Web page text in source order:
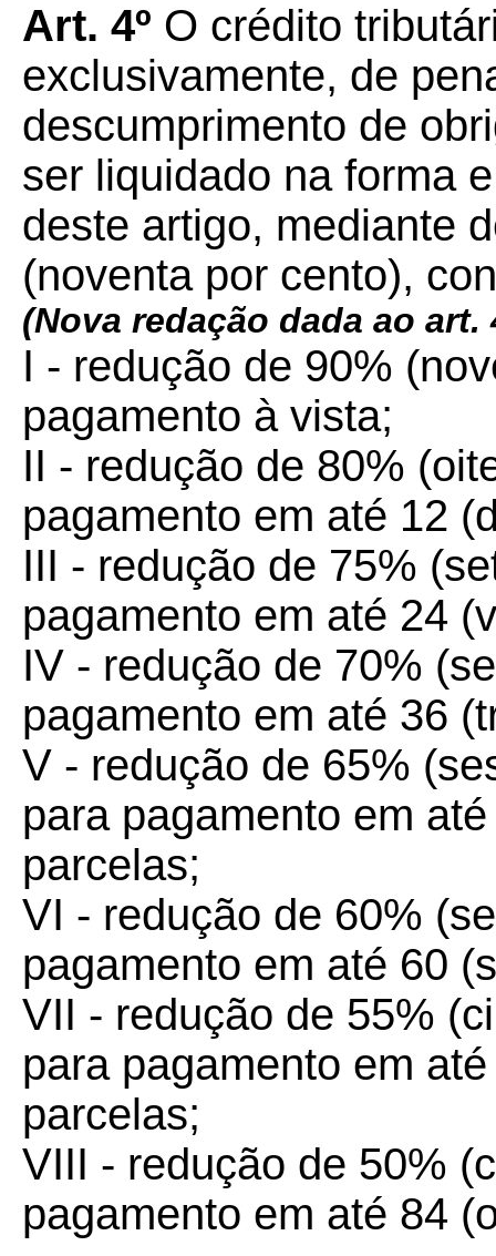
Art. 4º O crédito
exclusivamente, de
descumprimento de
ser liquidado na forma
deste artigo, mediante
(noventa por cento),
(Nova redação dada ao art.
I - redução de 90%
pagamento à vista;
II - redução de 80%
pagamento em até 12
III - redução de 75%
pagamento em até 24
IV - redução de 70%
pagamento em até 36
V - redução de 65%
para pagamento em
parcelas;
VI - redução de 60%
pagamento em até 60
VII - redução de 55%
para pagamento em
parcelas;
VIII - redução de 50%
pagamento em até 84